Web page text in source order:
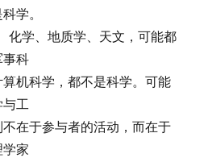
学。
化学、地质学、天文，可能都
事科
机科学，都不是科学。可能
工
在于参与者的活动，而在于
家